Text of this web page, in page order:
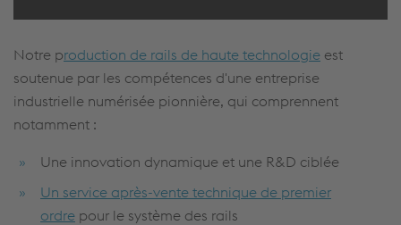
Notre production de rails de haute technologie est
soutenue par les compétences d'une entreprise
industrielle numérisée pionnière, qui comprennent
notamment :
Une innovation dynamique et une R&D ciblée
Un service après-vente technique de premier
ordre pour le système des rails